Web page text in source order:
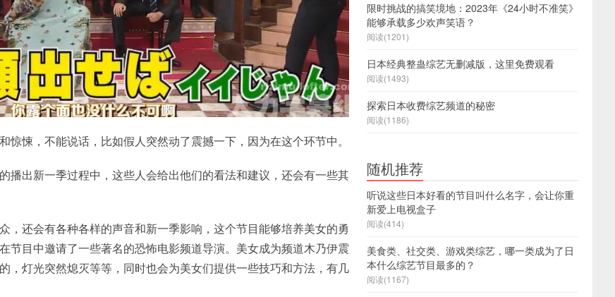
惊悚，不能说话，比如假人突然动了震撼一下，因为在这个环节中。
播出新一季过程中，这些人会给出他们的看法和建议，还会有一些其
，还会有各种各样的声音和新一季影响，这个节目能够培养美女的勇
节目中邀请了一些著名的恐怖电影频道导演。美女成为频道木乃伊震
，灯光突然熄灭等等，同时也会为美女们提供一些技巧和方法，有几
限时挑战的搞笑境地：2023年《24小时不准笑》
能够承载多少欢声笑语？
阅读(1201)
日本经典整蛊综艺无删减版，这里免费观看
阅读(1493)
探索日本收费综艺频道的秘密
阅读(1186)
随机推荐
听说这些日本好看的节目叫什么名字，会让你重
新爱上电视盒子
阅读(414)
美食类、社交类、游戏类综艺，哪一类成为了日
本什么综艺节目最多的？
阅读(1167)